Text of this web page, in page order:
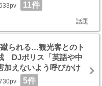
11件
話題
られる…観光客とのト
DJポリス「英語や中
加えないよう呼びかけ
5件